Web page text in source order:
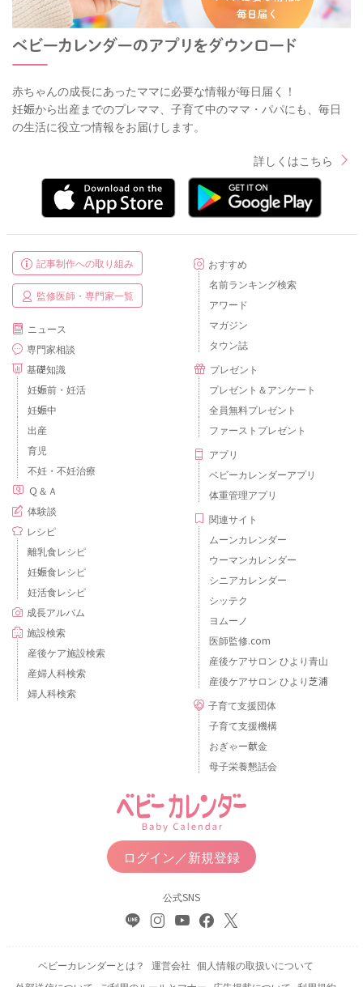
赤ちゃんの成長にあったママに必要な情報が毎日届く！
妊娠から出産までのプレママ、子育て中のママ・パパにも、毎日
の生活に役立つ情報をお届けします。
詳しくはこちら
記事制作への取り組み
監修医師・専門家一覧
ニュース
専門家相談
基礎知識
妊娠前・妊活
妊娠中
出産
育児
不妊・不妊治療
Ｑ＆Ａ
体験談
レシピ
離乳食レシピ
妊娠食レシピ
妊活食レシピ
成長アルバム
施設検索
産後ケア施設検索
産婦人科検索
婦人科検索
おすすめ
名前ランキング検索
アワード
マガジン
タウン誌
プレゼント
プレゼント＆アンケート
全員無料プレゼント
ファーストプレゼント
アプリ
ベビーカレンダーアプリ
体重管理アプリ
関連サイト
ムーンカレンダー
ウーマンカレンダー
シニアカレンダー
シッテク
ヨムーノ
医師監修.com
産後ケアサロン ひより青山
産後ケアサロン ひより芝浦
子育て支援団体
子育て支援機構
おぎゃー献金
母子栄養懇話会
ログイン／新規登録
公式SNS
ベビーカレンダーとは？ 運営会社 個人情報の取扱いについて